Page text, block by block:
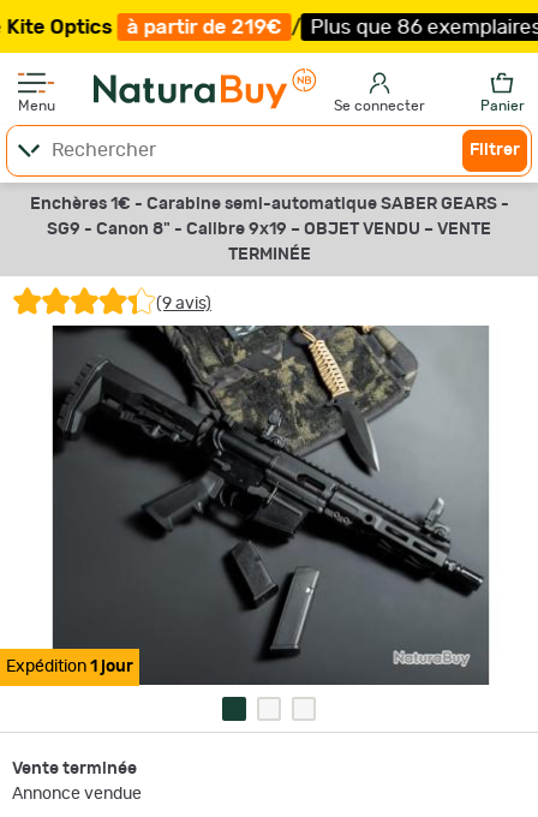
à partir de 219€ / Plus que 86 exemplaires ! /
Menu Se connecter Panier
Filtrer
Enchères 1€ - Carabine semi-automatique SABER GEARS -
SG9 - Canon 8" - Calibre 9x19 – OBJET VENDU – VENTE
TERMINÉE
(9 avis)
Expédition 1 jour
Vente terminée
Annonce vendue